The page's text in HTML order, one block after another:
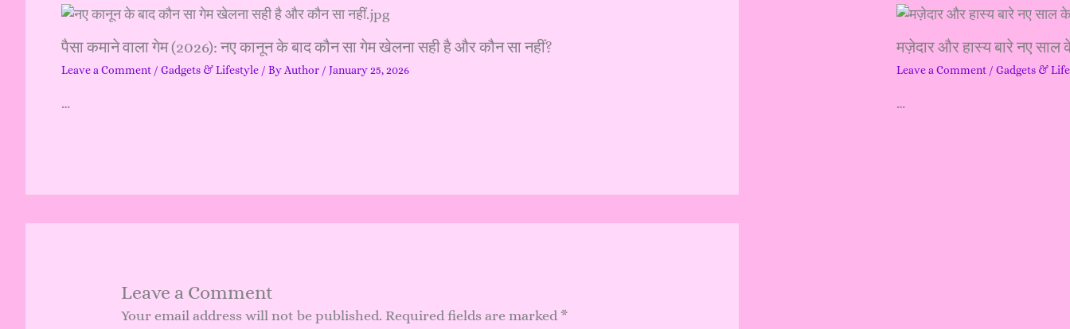
पैसा कमाने वाला गेम (2026): नए कानून के बाद कौन सा गेम खेलना सही है और कौन सा नहीं?
Leave a Comment / Gadgets & Lifestyle / By Author / January 25, 2026
…
मज़ेदार और हास्य बारे नए
Leave a Comment / Gadgets &
…
Leave a Comment
Your email address will not be published. Required fields are marked *